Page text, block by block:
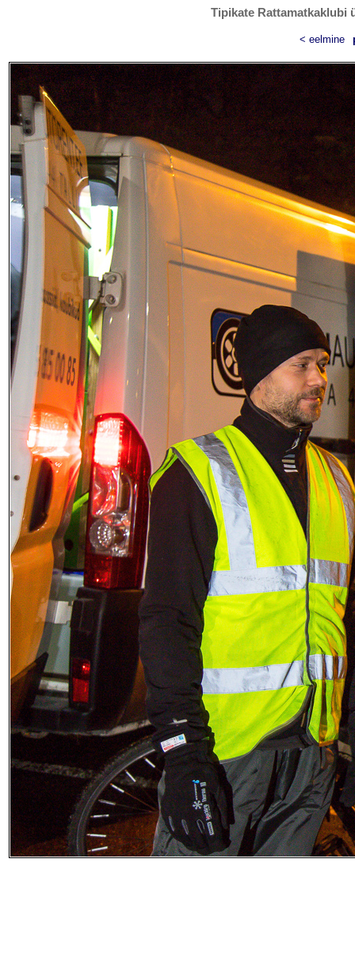
Tipikate Rattamatkaklubi
< eelmine